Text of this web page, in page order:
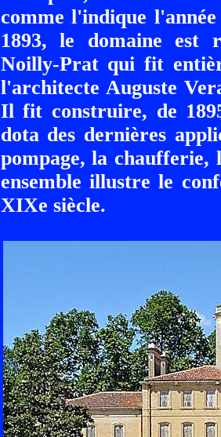
comme l'indique
1893, le domaine est
Noilly-Prat qui fit
l'architecte Auguste
Il fit construire, de
dota des dernières
pompage, la
ensemble illustre le
XIXe siècle.